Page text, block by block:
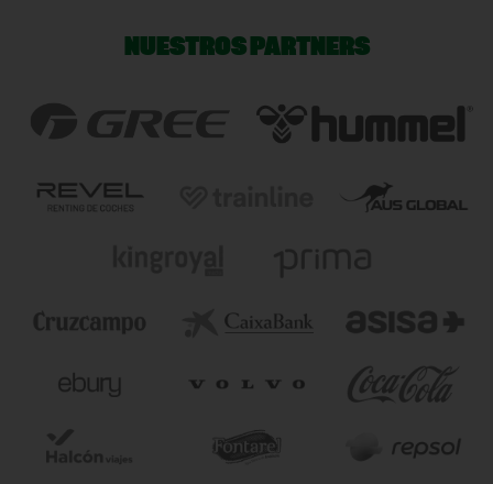
NUESTROS PARTNERS